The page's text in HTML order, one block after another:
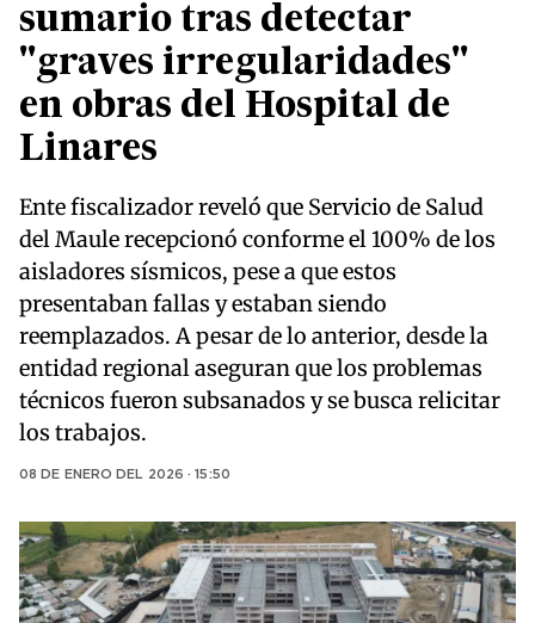
sumario tras detectar
"graves irregularidades"
en obras del Hospital de
Linares
Ente fiscalizador reveló que Servicio de Salud
del Maule recepcionó conforme el 100% de los
aisladores sísmicos, pese a que estos
presentaban fallas y estaban siendo
reemplazados. A pesar de lo anterior, desde la
entidad regional aseguran que los problemas
técnicos fueron subsanados y se busca relicitar
los trabajos.
08 DE ENERO DEL 2026 · 15:50